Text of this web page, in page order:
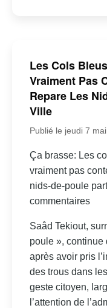
Les Cols
Vraiment Pas
Repare Les
Ville
Publié le jeudi 7
Ça brasse: Les
vraiment pas
nids-de-poule
commentaires
Saâd Tekiout,
poule », continue
après avoir pris
des trous dans
geste citoyen,
l’attention de